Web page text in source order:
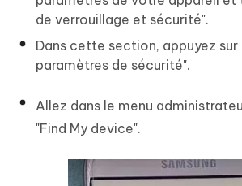
de verrouillage et sécurité".
Dans cette section, appuyez sur
paramètres de sécurité".
Allez dans le menu
"Find My device".